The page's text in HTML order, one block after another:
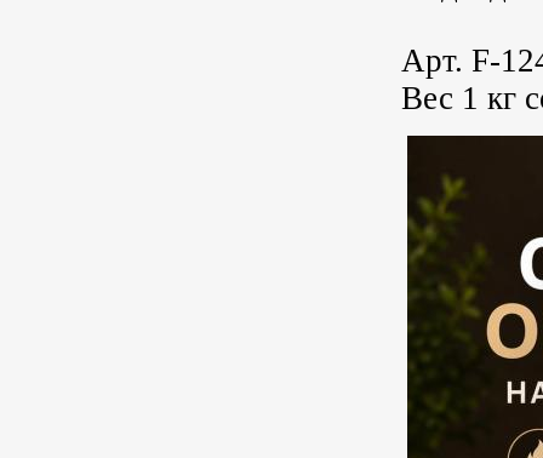
Арт. F-
Вес 1 кг